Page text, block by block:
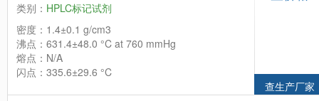
类别： HPLC标记试剂
密度：1.4±0.1 g/cm3
沸点：631.4±48.0 °C at 760 mmHg
熔点：N/A
闪点：335.6±29.6 °C
查生产厂家